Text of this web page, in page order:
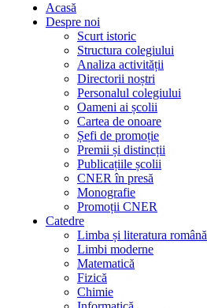
Acasă
Despre noi
Scurt istoric
Structura colegiului
Analiza activității
Directorii noștri
Personalul colegiului
Oameni ai școlii
Cartea de onoare
Șefi de promoție
Premii și distincții
Publicațiile școlii
CNER în presă
Monografie
Promoții CNER
Catedre
Limba și literatura română
Limbi moderne
Matematică
Fizică
Chimie